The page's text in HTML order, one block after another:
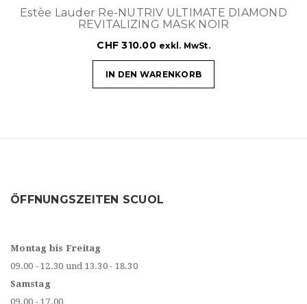
Estèe Lauder Re-NUTRIV ULTIMATE DIAMOND
REVITALIZING MASK NOIR
CHF 310.00 exkl. MwSt.
IN DEN WARENKORB
ÖFFNUNGSZEITEN SCUOL
Montag bis Freitag
09.00 - 12.30 und 13.30 - 18.30
Samstag
09.00 - 17.00